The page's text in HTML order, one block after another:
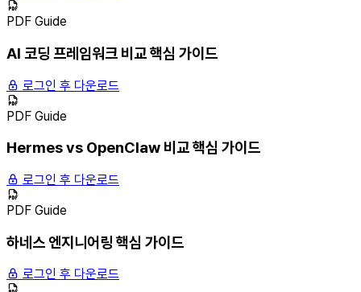
PDF Guide
AI 코딩 프레임워크 비교 핵심 가이드
로그인 후 다운로드
PDF Guide
Hermes vs OpenClaw 비교 핵심 가이드
로그인 후 다운로드
PDF Guide
하네스 엔지니어링 핵심 가이드
로그인 후 다운로드